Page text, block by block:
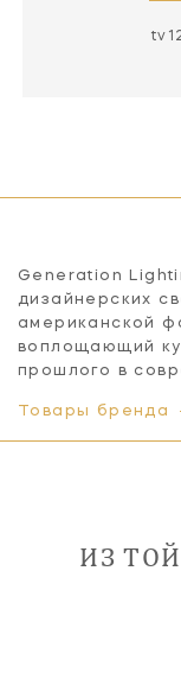
Generation
дизайнерских
американской
воплощающий
прошлого в
Товары бренда
ИЗ